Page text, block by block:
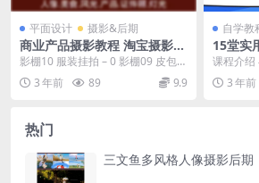
平面设计 摄影&后期
商业产品摄影教程 淘宝摄影教
程
影棚10 服装挂拍 – 0 影棚09 皮包的
拍摄 – 0 影棚08 茶叶盒的拍摄...
3 年前 89 9.9
自学教
15堂实
课程介绍
当中的一
个人的成
3 年前
热门
三文鱼多风格人像摄影后期